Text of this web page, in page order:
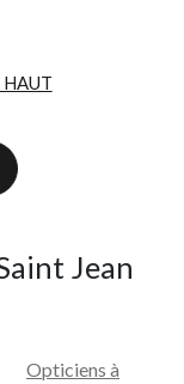
Jean
Opticiens à